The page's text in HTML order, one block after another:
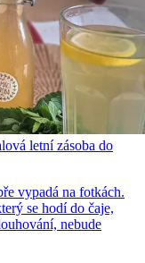
letní zásoba do
vypadá na fotkách.
se hodí do čaje,
nebude